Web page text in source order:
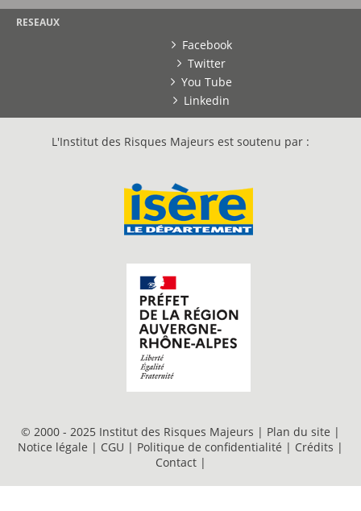
RESEAUX
Facebook
Twitter
You Tube
Linkedin
L'Institut des Risques Majeurs est soutenu par :
© 2000 - 2025 Institut des Risques Majeurs | Plan du site |
Notice légale | CGU | Politique de confidentialité | Crédits |
Contact |